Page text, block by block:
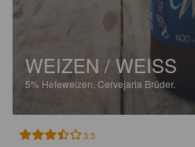
WEIZEN / WEISS
5% Hefeweizen. Cervejaria Brüder.
3.5